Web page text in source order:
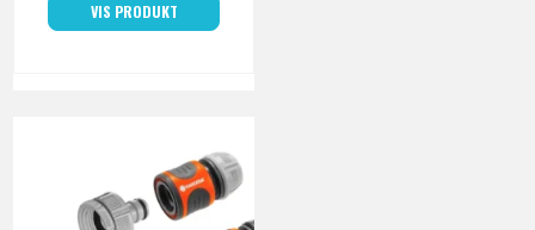
VIS PRODUKT